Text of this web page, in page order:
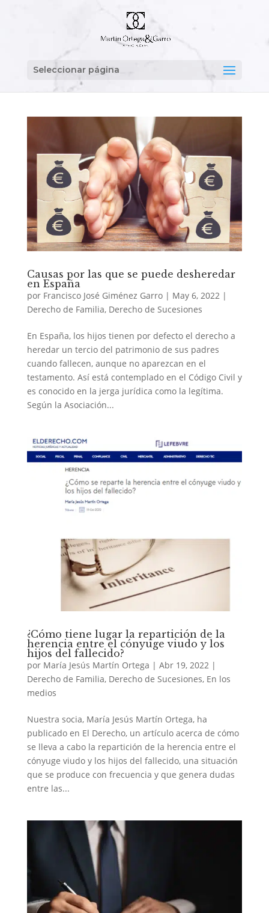
Seleccionar página
Causas por las que se puede desheredar
en España
por Francisco José Giménez Garro| May 6, 2022|
Derecho de Familia, Derecho de Sucesiones
En España, los hijos tienen por defecto el derecho a
heredar un tercio del patrimonio de sus padres
cuando fallecen, aunque no aparezcan en el
testamento. Así está contemplado en el Código Civil y
es conocido en la jerga jurídica como la legítima.
Según la Asociación...
¿Cómo tiene lugar la repartición de la
herencia entre el cónyuge viudo y los
hijos del fallecido?
por María Jesús Martín Ortega | Abr 19, 2022|
Derecho de Familia, Derecho de Sucesiones, En los
medios
Nuestra socia, María Jesús Martín Ortega, ha
publicado en El Derecho, un artículo acerca de cómo
se lleva a cabo la repartición de la herencia entre el
cónyuge viudo y los hijos del fallecido, una situación
que se produce con frecuencia y que genera dudas
entre las...